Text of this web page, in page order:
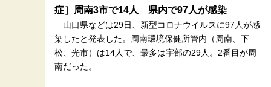
症］周南3市で14人 県内で97人が感染
山口県などは29日、新型コロナウイルスに97人が感
染したと発表した。周南環境保健所管内（周南、下
松、光市）は14人で、最多は宇部の29人。2番目が周
南だった。...